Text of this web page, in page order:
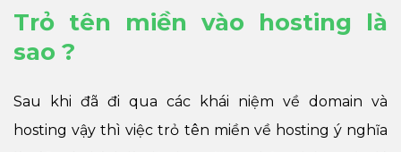
Trỏ tên miền vào hosting là
sao ?
Sau khi đã đi qua các khái niệm về domain và
hosting vậy thì việc trỏ tên miền về hosting ý nghĩa